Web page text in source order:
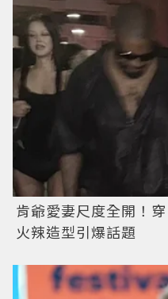
肯爺愛妻尺度全開！
火辣造型引爆話題